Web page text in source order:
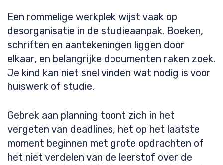
Een rommelige werkplek wijst vaak op
desorganisatie in de studieaanpak. Boeken,
schriften en aantekeningen liggen door
elkaar, en belangrijke documenten raken zoek.
Je kind kan niet snel vinden wat nodig is voor
huiswerk of studie.
Gebrek aan planning toont zich in het
vergeten van deadlines, het op het laatste
moment beginnen met grote opdrachten of
het niet verdelen van de leerstof over de